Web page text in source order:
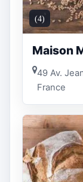
(4)
Maison
49 Av.
France